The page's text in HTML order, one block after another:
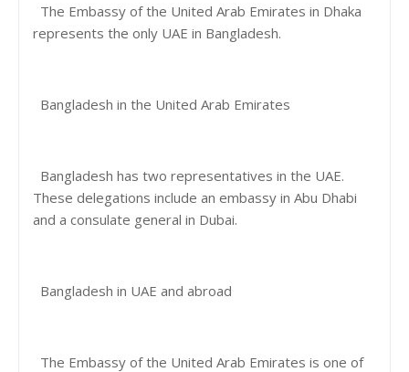
The Embassy of the United Arab Emirates in Dhaka
represents the only UAE in Bangladesh.
Bangladesh in the United Arab Emirates
Bangladesh has two representatives in the UAE.
These delegations include an embassy in Abu Dhabi
and a consulate general in Dubai.
Bangladesh in UAE and abroad
The Embassy of the United Arab Emirates is one of